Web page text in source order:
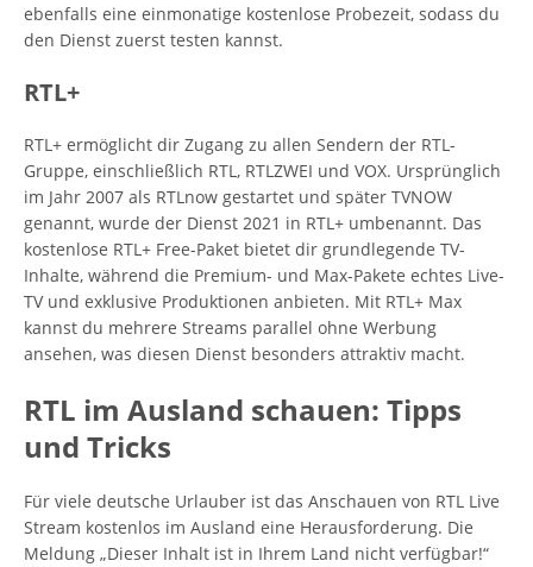
ebenfalls eine einmonatige kostenlose Probezeit, sodass du
den Dienst zuerst testen kannst.
RTL+
RTL+ ermöglicht dir Zugang zu allen Sendern der RTL-
Gruppe, einschließlich RTL, RTLZWEI und VOX. Ursprünglich
im Jahr 2007 als RTLnow gestartet und später TVNOW
genannt, wurde der Dienst 2021 in RTL+ umbenannt. Das
kostenlose RTL+ Free-Paket bietet dir grundlegende TV-
Inhalte, während die Premium- und Max-Pakete echtes Live-
TV und exklusive Produktionen anbieten. Mit RTL+ Max
kannst du mehrere Streams parallel ohne Werbung
ansehen, was diesen Dienst besonders attraktiv macht.
RTL im Ausland schauen: Tipps
und Tricks
Für viele deutsche Urlauber ist das Anschauen von RTL Live
Stream kostenlos im Ausland eine Herausforderung. Die
Meldung „Dieser Inhalt ist in Ihrem Land nicht verfügbar!“